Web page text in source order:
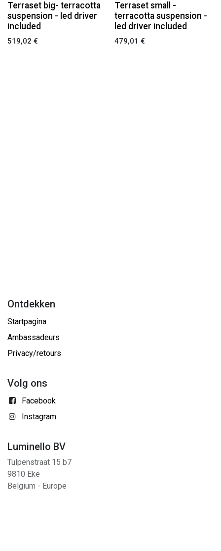
Terraset big- terracotta
suspension - led driver
included
519,02 €
Terraset small -
terracotta suspension -
led driver included
479,01 €
Ontdekken
Startpagina
Ambassadeurs
Privacy/retours
Volg ons
Facebook
Instagram
Luminello BV
Tulpenstraat 15 b7
9810 Eke
Belgium - Europe